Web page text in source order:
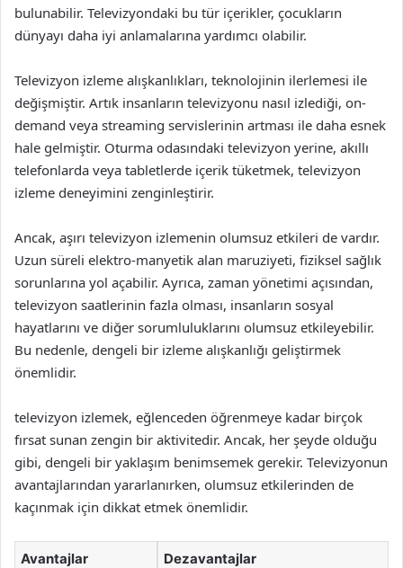
bulunabilir. Televizyondaki bu tür içerikler, çocukların
dünyayı daha iyi anlamalarına yardımcı olabilir.
Televizyon izleme alışkanlıkları, teknolojinin ilerlemesi ile
değişmiştir. Artık insanların televizyonu nasıl izlediği, on-
demand veya streaming servislerinin artması ile daha esnek
hale gelmiştir. Oturma odasındaki televizyon yerine, akıllı
telefonlarda veya tabletlerde içerik tüketmek, televizyon
izleme deneyimini zenginleştirir.
Ancak, aşırı televizyon izlemenin olumsuz etkileri de vardır.
Uzun süreli elektro-manyetik alan maruziyeti, fiziksel sağlık
sorunlarına yol açabilir. Ayrıca, zaman yönetimi açısından,
televizyon saatlerinin fazla olması, insanların sosyal
hayatlarını ve diğer sorumluluklarını olumsuz etkileyebilir.
Bu nedenle, dengeli bir izleme alışkanlığı geliştirmek
önemlidir.
televizyon izlemek, eğlenceden öğrenmeye kadar birçok
fırsat sunan zengin bir aktivitedir. Ancak, her şeyde olduğu
gibi, dengeli bir yaklaşım benimsemek gerekir. Televizyonun
avantajlarından yararlanırken, olumsuz etkilerinden de
kaçınmak için dikkat etmek önemlidir.
Avantajlar Dezavantajlar